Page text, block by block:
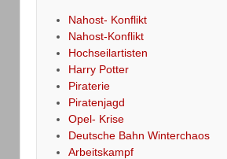
Nahost- Konflikt
Nahost-Konflikt
Hochseilartisten
Harry Potter
Piraterie
Piratenjagd
Opel- Krise
Deutsche Bahn Winterchaos
Arbeitskampf